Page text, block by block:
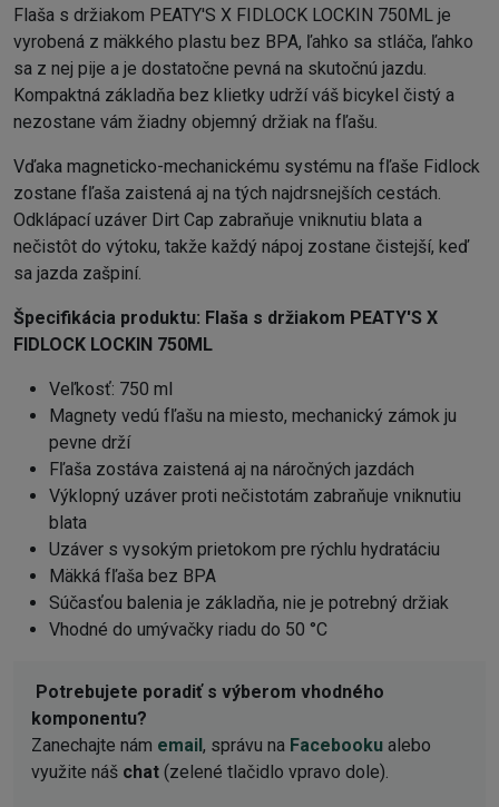
Flaša s držiakom PEATY'S X FIDLOCK LOCKIN 750ML je
vyrobená z mäkkého plastu bez BPA, ľahko sa stláča, ľahko
sa z nej pije a je dostatočne pevná na skutočnú jazdu.
Kompaktná základňa bez klietky udrží váš bicykel čistý a
nezostane vám žiadny objemný držiak na fľašu.
Vďaka magneticko-mechanickému systému na fľaše Fidlock
zostane fľaša zaistená aj na tých najdrsnejších cestách.
Odklápací uzáver Dirt Cap zabraňuje vniknutiu blata a
nečistôt do výtoku, takže každý nápoj zostane čistejší, keď
sa jazda zašpiní.
Špecifikácia produktu: Flaša s držiakom PEATY'S X
FIDLOCK LOCKIN 750ML
Veľkosť: 750 ml
Magnety vedú fľašu na miesto, mechanický zámok ju
pevne drží
Fľaša zostáva zaistená aj na náročných jazdách
Výklopný uzáver proti nečistotám zabraňuje vniknutiu
blata
Uzáver s vysokým prietokom pre rýchlu hydratáciu
Mäkká fľaša bez BPA
Súčasťou balenia je základňa, nie je potrebný držiak
Vhodné do umývačky riadu do 50 °C
Potrebujete poradiť s výberom vhodného
komponentu?
Zanechajte nám email, správu na Facebooku alebo
využite náš chat (zelené tlačidlo vpravo dole).